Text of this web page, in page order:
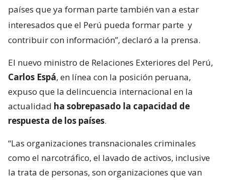
países que ya forman parte también van a estar
interesados que el Perú pueda formar parte y
contribuir con información”, declaró a la prensa.
El nuevo ministro de Relaciones Exteriores del Perú,
Carlos Espá, en línea con la posición peruana,
expuso que la delincuencia internacional en la
actualidad ha sobrepasado la capacidad de
respuesta de los países.
“Las organizaciones transnacionales criminales
como el narcotráfico, el lavado de activos, inclusive
la trata de personas, son organizaciones que van